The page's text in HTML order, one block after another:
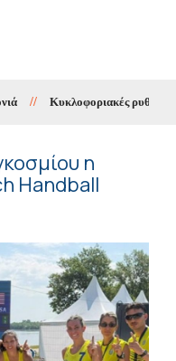
// Κυκλοφοριακές ρυθμίσεις
η
Handball